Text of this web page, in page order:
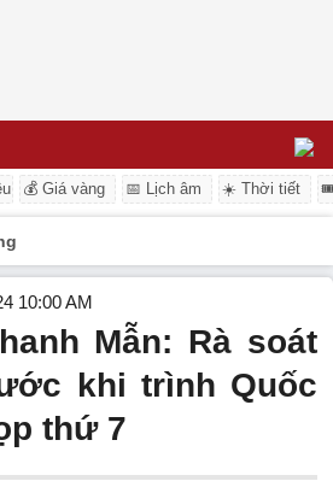
💰 Giá vàng 📅 Lịch âm ☀️ Thời tiết
10:00 AM
Mẫn: Rà soát
khi trình Quốc
thứ 7